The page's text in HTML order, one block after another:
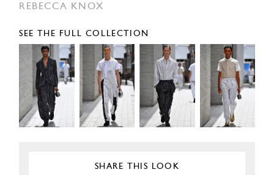
REBECCA KNOX
SEE THE FULL COLLECTION
SHARE THIS LOOK